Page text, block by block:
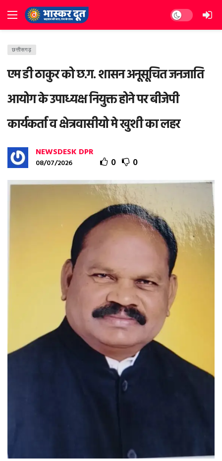
Dark mode
छत्तीसगढ़
एम डी ठाकुर को छ.ग. शासन अनूसूचित जनजाति
आयोग के उपाध्यक्ष नियुक्त होने पर बीजेपी
कार्यकर्ता व क्षेत्रवासीयो मे खुशी का लहर
NEWSDESK DPR
08/07/2026 0 0